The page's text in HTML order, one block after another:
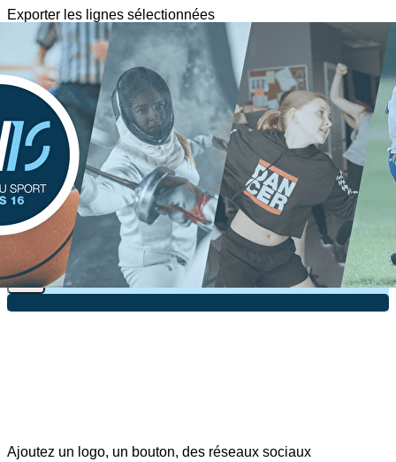
Exporter les lignes sélectionnées
Exporter toutes les colonnes
Exporter uniquement les colonnes affichées
Menu
Images de la page d'accueil
Cliquez pour éditer
Texte, bouton et/ou inscription à la newsletter
Cliquez pour éditer
Je m'abonne à la newsletter
OK
Ajoutez un logo, un bouton, des réseaux sociaux